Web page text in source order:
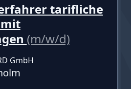
tarifliche
(m/w/d)
GmbH